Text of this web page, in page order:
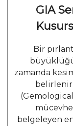
GIA
Bir
büyüklüğü
zamanda
belgeleyen